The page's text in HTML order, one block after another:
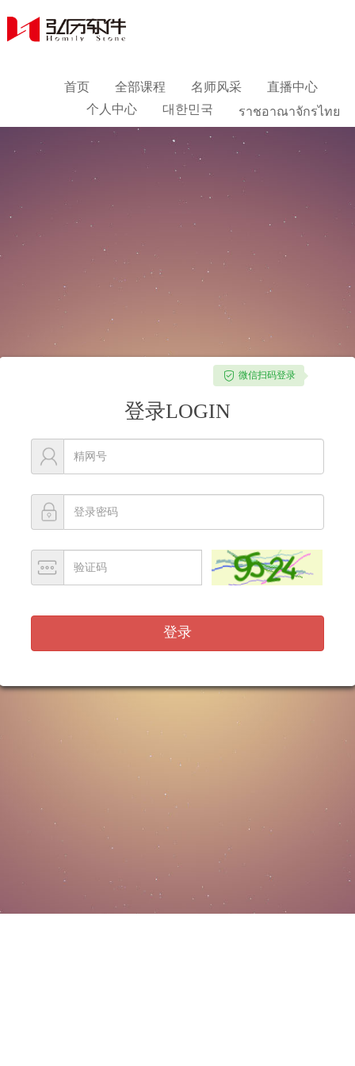
首页 全部课程 名师风采
直播中心
个人中心
대한민국 ราชอาณาจักรไทย
登录LOGIN
登录
微信扫码登录